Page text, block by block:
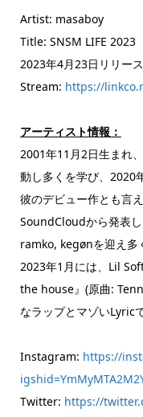
Artist: masaboy
Title: SNSM LIFE 2023
2023年4月23日リリース
Stream: https://
アーティスト情報：
2001年11月2日生まれ
動し多くを学び、2020
彼のデビュー作とも言
SoundCloudから発表
ramko, kegønを迎え多
2023年1月には、Lil
the house』(原曲:
なラップとマゾいLyric
Instagram: https://
Twitter: https://